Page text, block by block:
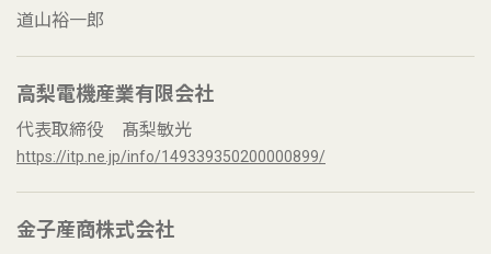
道山裕一郎
高梨電機産業有限会社
代表取締役 髙梨敏光
https://itp.ne.jp/info/149339350200000899/
金子産商株式会社